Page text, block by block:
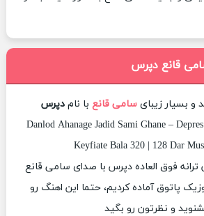
قانع دپرس
و بسیار زیبایسامی قانع با نامدپرس
Danlod Ahanage Jadid Sami Ghane –
Keyfiate Bala 320 | 128 Dar
ترانه فوق العاده دپرس با صدای سامی قانع
پاتوق آماده کردیم، حتما این اهنگ رو
و نظرتون رو بگید